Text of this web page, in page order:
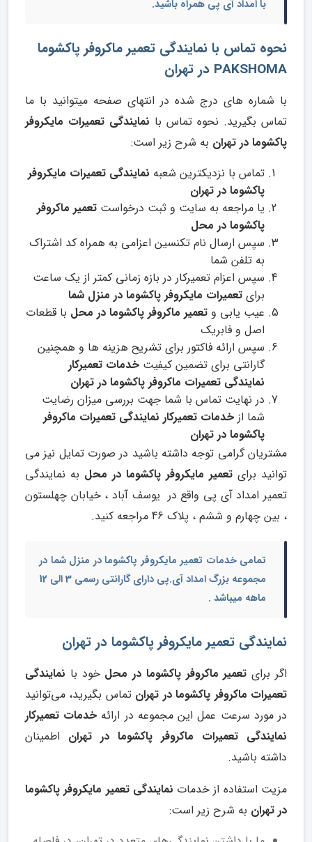
با امداد آی پی همراه باشید.
نحوه تماس با نمایندگی تعمیر ماکروفر پاکشوما
PAKSHOMA در تهران
با شماره های درج شده در انتهای صفحه میتوانید با ما
تماس بگیرید. نحوه تماس با نمایندگی تعمیرات مایکروفر
پاکشوما در تهران به شرح زیر است:
تماس با نزدیکترین شعبه نمایندگی تعمیرات مایکروفر
پاکشوما در تهران
یا مراجعه به سایت و ثبت درخواست تعمیر ماکروفر
پاکشوما در محل
سپس ارسال نام تکنسین اعزامی به همراه کد اشتراک
به تلفن شما
سپس اعزام تعمیرکار در بازه زمانی کمتر از یک ساعت
برای تعمیرات مایکروفر پاکشوما در منزل شما
عیب یابی و تعمیر ماکروفر پاکشوما در محل با قطعات
اصل و فابریک
سپس ارائه فاکتور برای تشریح هزینه ها و همچنین
گارانتی برای تضمین کیفیت خدمات تعمیرکار
نمایندگی تعمیرات ماکروفر پاکشوما در تهران
در نهایت تماس با شما جهت بررسی میزان رضایت
شما از خدمات تعمیرکار نمایندگی تعمیرات ماکروفر
پاکشوما در تهران
مشتریان گرامی توجه داشته باشید در صورت تمایل نیز می
توانید برای تعمیر مایکروفر پاکشوما در محل به نمایندگی
تعمیر امداد آی پی واقع در یوسف آباد ، خیابان چهلستون
، بین چهارم و ششم ، پلاک 46 مراجعه کنید.
تمامی خدمات تعمیر مایکروفر پاکشوما در منزل شما در
مجموعه بزرگ امداد آی.پی دارای گارانتی رسمی 3 الی 12
ماهه میباشد .
نمایندگی تعمیر مایکروفر پاکشوما در تهران
اگر برای تعمیر ماکروفر پاکشوما در محل خود با نمایندگی
تعمیرات ماکروفر پاکشوما در تهران تماس بگیرید، می‌توانید
در مورد سرعت عمل این مجموعه در ارائه خدمات تعمیرکار
نمایندگی تعمیرات ماکروفر پاکشوما در تهران اطمینان
داشته باشید.
مزیت استفاده از خدمات نمایندگی تعمیر مایکروفر پاکشوما
در تهران به شرح زیر است: